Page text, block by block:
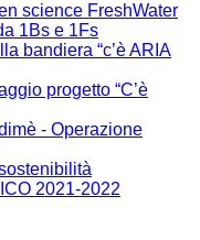
science FreshWater
1Bs e 1Fs
bandiera “c’è ARIA
progetto “C’è
- Operazione
2021-2022